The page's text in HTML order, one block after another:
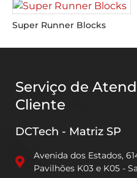
Super Runner Blocks
Serviço de
Cliente
DCTech - Matriz SP
Avenida dos Estados,
Pavilhões K03 e K05 -